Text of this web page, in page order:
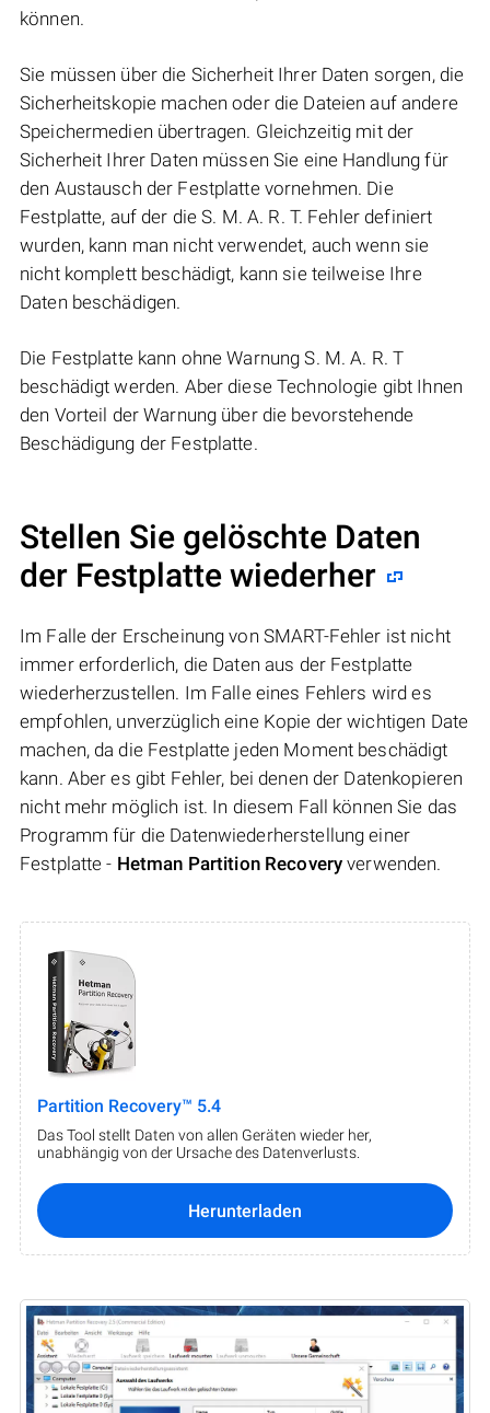
können.
Sie müssen über die Sicherheit Ihrer Daten sorgen, die
Sicherheitskopie machen oder die Dateien auf andere
Speichermedien übertragen. Gleichzeitig mit der
Sicherheit Ihrer Daten müssen Sie eine Handlung für
den Austausch der Festplatte vornehmen. Die
Festplatte, auf der die S. M. A. R. T. Fehler definiert
wurden, kann man nicht verwendet, auch wenn sie
nicht komplett beschädigt, kann sie teilweise Ihre
Daten beschädigen.
Die Festplatte kann ohne Warnung S. M. A. R. T
beschädigt werden. Aber diese Technologie gibt Ihnen
den Vorteil der Warnung über die bevorstehende
Beschädigung der Festplatte.
Stellen Sie gelöschte Daten
der Festplatte wiederher
Im Falle der Erscheinung von SMART-Fehler ist nicht
immer erforderlich, die Daten aus der Festplatte
wiederherzustellen. Im Falle eines Fehlers wird es
empfohlen, unverzüglich eine Kopie der wichtigen Date
machen, da die Festplatte jeden Moment beschädigt
kann. Aber es gibt Fehler, bei denen der Datenkopieren
nicht mehr möglich ist. In diesem Fall können Sie das
Programm für die Datenwiederherstellung einer
Festplatte - Hetman Partition Recovery verwenden.
Partition Recovery™ 5.4
Das Tool stellt Daten von allen Geräten wieder her,
unabhängig von der Ursache des Datenverlusts.
Herunterladen